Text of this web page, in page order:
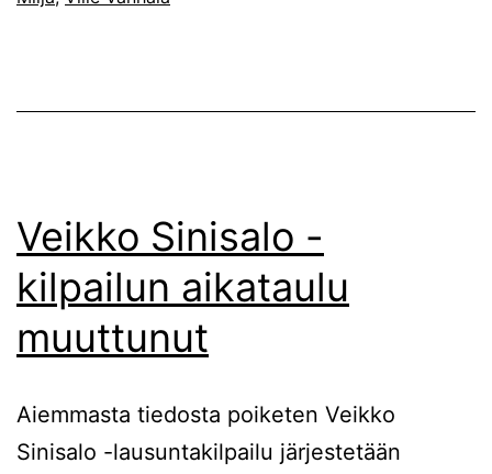
Veikko Sinisalo -
kilpailun aikataulu
muuttunut
Aiemmasta tiedosta poiketen Veikko
Sinisalo -lausuntakilpailu järjestetään